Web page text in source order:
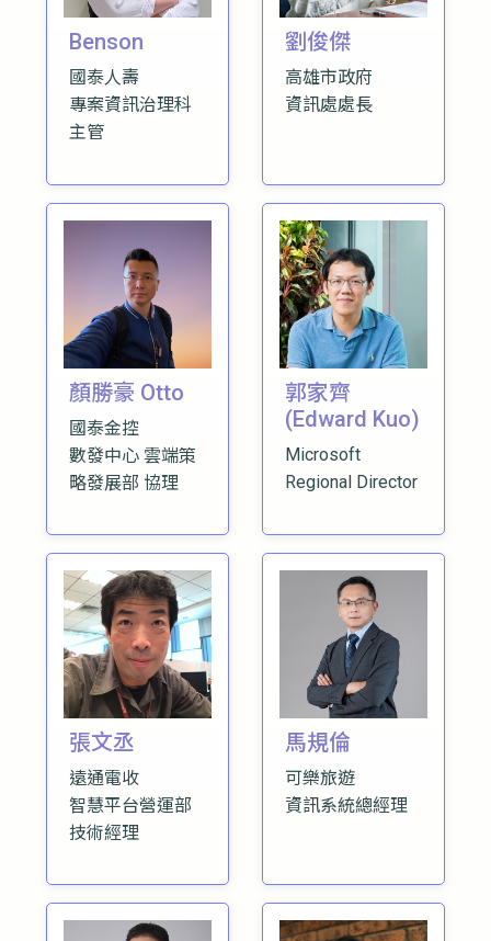
Benson
國泰人壽
專案資訊治理科
主管
劉俊傑
高雄市政府
資訊處處長
顏勝豪 Otto
國泰金控
數發中心 雲端策
略發展部 協理
郭家齊
(Edward Kuo)
Microsoft
Regional Director
張文丞
遠通電收
智慧平台營運部
技術經理
馬規倫
可樂旅遊
資訊系統總經理